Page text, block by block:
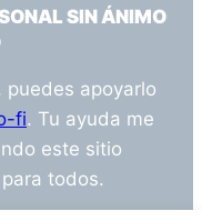
SIN ÁNIMO
apoyarlo
fi. Tu ayuda me
este sitio
todos.